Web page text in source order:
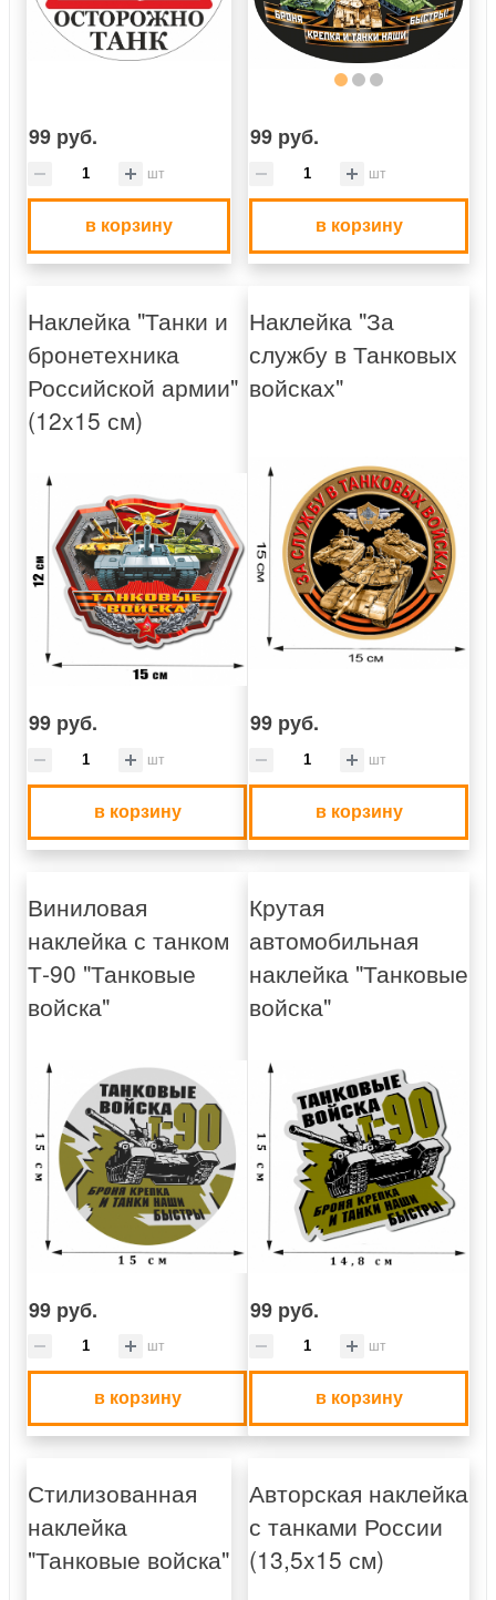
99 руб.
шт
в корзину
99 руб.
шт
в корзину
Наклейка "Танки и
бронетехника
Российской армии"
(12x15 см)
99 руб.
шт
в корзину
Наклейка "За
службу в Танковых
войсках"
99 руб.
шт
в корзину
Виниловая
наклейка с танком
Т-90 "Танковые
войска"
99 руб.
шт
в корзину
Крутая
автомобильная
наклейка "Танковые
войска"
99 руб.
шт
в корзину
Стилизованная
наклейка
"Танковые войска"
Авторская наклейка
с танками России
(13,5x15 см)